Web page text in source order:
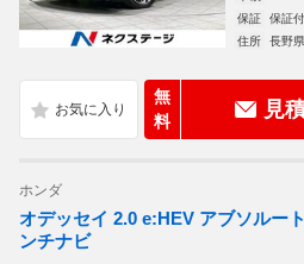
保証
保証付
住所
長野
無
料
見
ホンダ
オデッセイ 2.0 e:HEV アブソルー
ンチナビ